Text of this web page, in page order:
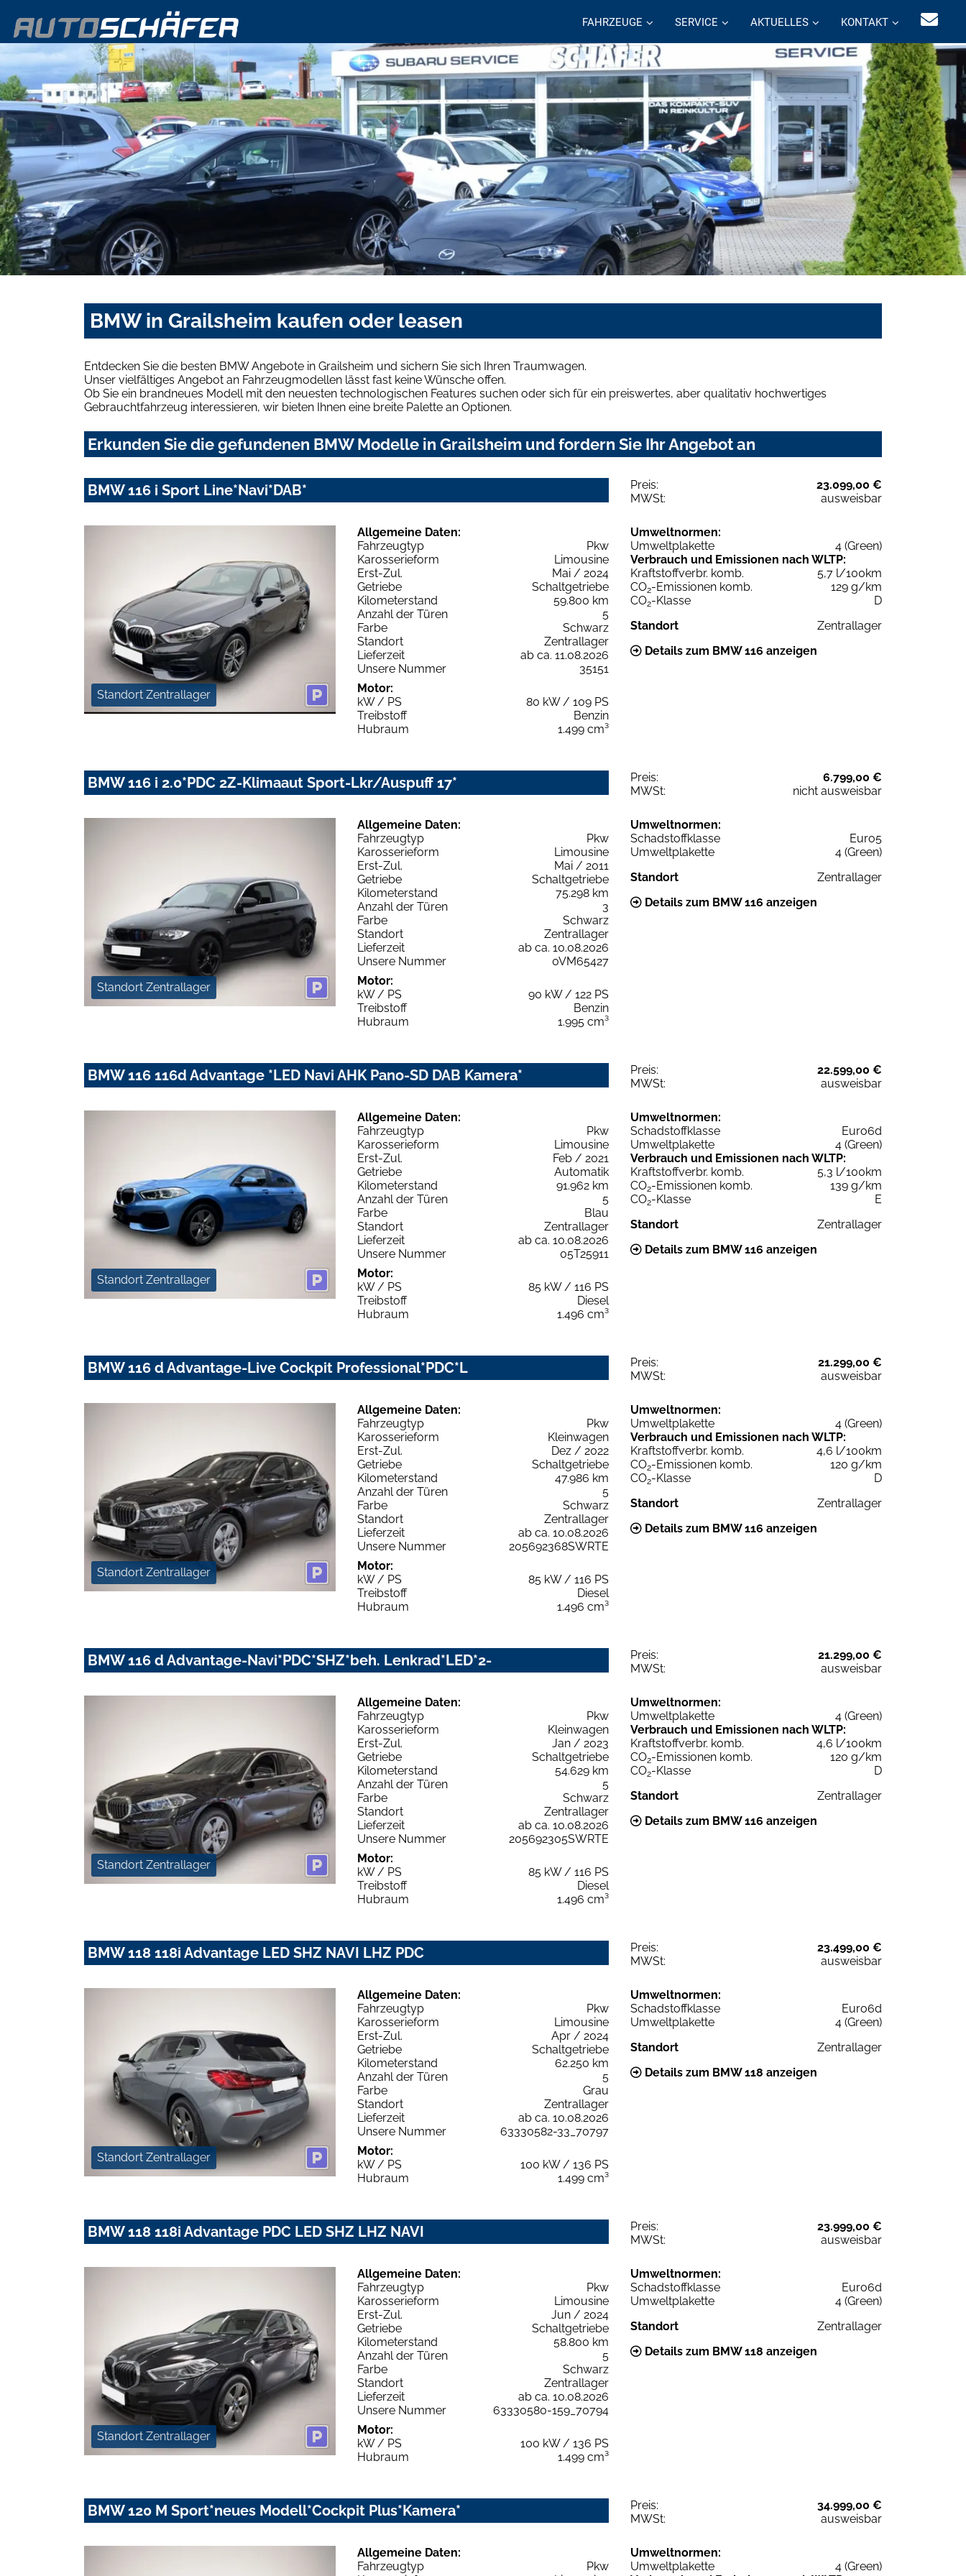
FAHRZEUGE SERVICE AKTUELLES KONTAKT
BMW in Grailsheim kaufen oder leasen
Entdecken Sie die besten BMW Angebote in Grailsheim und sichern Sie sich Ihren Traumwagen.
Unser vielfältiges Angebot an Fahrzeugmodellen lässt fast keine Wünsche offen.
Ob Sie ein brandneues Modell mit den neuesten technologischen Features suchen oder sich für ein preiswertes, aber qualitativ hochwertiges
Gebrauchtfahrzeug interessieren, wir bieten Ihnen eine breite Palette an Optionen.
Erkunden Sie die gefundenen BMW Modelle in Grailsheim und fordern Sie Ihr Angebot an
BMW 116 i Sport Line*Navi*DAB* Preis:
23.099,00 €
MWSt:
ausweisbar
Standort Zentrallager
Allgemeine Daten:
Fahrzeugtyp
Pkw
Karosserieform
Limousine
Erst-Zul.
Mai / 2024
Getriebe
Schaltgetriebe
Kilometerstand
59.800 km
Anzahl der Türen
5
Farbe
Schwarz
Standort
Zentrallager
Lieferzeit
ab ca. 11.08.2026
Unsere Nummer
35151
Motor:
kW / PS
80 kW / 109 PS
Treibstoff
Benzin
Hubraum
1.499 cm³
Umweltnormen:
Umweltplakette
4 (Green)
Verbrauch und Emissionen nach WLTP:
Kraftstoffverbr. komb.
5,7 l/100km
CO2-Emissionen komb.
129 g/km
CO2-Klasse
D
Standort
Zentrallager
Details zum BMW 116 anzeigen
BMW 116 i 2.0*PDC 2Z-Klimaaut Sport-Lkr/Auspuff 17* Preis:
6.799,00 €
MWSt:
nicht ausweisbar
Standort Zentrallager
Allgemeine Daten:
Fahrzeugtyp
Pkw
Karosserieform
Limousine
Erst-Zul.
Mai / 2011
Getriebe
Schaltgetriebe
Kilometerstand
75.298 km
Anzahl der Türen
3
Farbe
Schwarz
Standort
Zentrallager
Lieferzeit
ab ca. 10.08.2026
Unsere Nummer
0VM65427
Motor:
kW / PS
90 kW / 122 PS
Treibstoff
Benzin
Hubraum
1.995 cm³
Umweltnormen:
Schadstoffklasse
Euro5
Umweltplakette
4 (Green)
Standort
Zentrallager
Details zum BMW 116 anzeigen
BMW 116 116d Advantage *LED Navi AHK Pano-SD DAB Kamera* Preis:
22.599,00 €
MWSt:
ausweisbar
Standort Zentrallager
Allgemeine Daten:
Fahrzeugtyp
Pkw
Karosserieform
Limousine
Erst-Zul.
Feb / 2021
Getriebe
Automatik
Kilometerstand
91.962 km
Anzahl der Türen
5
Farbe
Blau
Standort
Zentrallager
Lieferzeit
ab ca. 10.08.2026
Unsere Nummer
05T25911
Motor:
kW / PS
85 kW / 116 PS
Treibstoff
Diesel
Hubraum
1.496 cm³
Umweltnormen:
Schadstoffklasse
Euro6d
Umweltplakette
4 (Green)
Verbrauch und Emissionen nach WLTP:
Kraftstoffverbr. komb.
5,3 l/100km
CO2-Emissionen komb.
139 g/km
CO2-Klasse
E
Standort
Zentrallager
Details zum BMW 116 anzeigen
BMW 116 d Advantage-Live Cockpit Professional*PDC*L Preis:
21.299,00 €
MWSt:
ausweisbar
Standort Zentrallager
Allgemeine Daten:
Fahrzeugtyp
Pkw
Karosserieform
Kleinwagen
Erst-Zul.
Dez / 2022
Getriebe
Schaltgetriebe
Kilometerstand
47.986 km
Anzahl der Türen
5
Farbe
Schwarz
Standort
Zentrallager
Lieferzeit
ab ca. 10.08.2026
Unsere Nummer
205692368SWRTE
Motor:
kW / PS
85 kW / 116 PS
Treibstoff
Diesel
Hubraum
1.496 cm³
Umweltnormen:
Umweltplakette
4 (Green)
Verbrauch und Emissionen nach WLTP:
Kraftstoffverbr. komb.
4,6 l/100km
CO2-Emissionen komb.
120 g/km
CO2-Klasse
D
Standort
Zentrallager
Details zum BMW 116 anzeigen
BMW 116 d Advantage-Navi*PDC*SHZ*beh. Lenkrad*LED*2- Preis:
21.299,00 €
MWSt:
ausweisbar
Standort Zentrallager
Allgemeine Daten:
Fahrzeugtyp
Pkw
Karosserieform
Kleinwagen
Erst-Zul.
Jan / 2023
Getriebe
Schaltgetriebe
Kilometerstand
54.629 km
Anzahl der Türen
5
Farbe
Schwarz
Standort
Zentrallager
Lieferzeit
ab ca. 10.08.2026
Unsere Nummer
205692305SWRTE
Motor:
kW / PS
85 kW / 116 PS
Treibstoff
Diesel
Hubraum
1.496 cm³
Umweltnormen:
Umweltplakette
4 (Green)
Verbrauch und Emissionen nach WLTP:
Kraftstoffverbr. komb.
4,6 l/100km
CO2-Emissionen komb.
120 g/km
CO2-Klasse
D
Standort
Zentrallager
Details zum BMW 116 anzeigen
BMW 118 118i Advantage LED SHZ NAVI LHZ PDC Preis:
23.499,00 €
MWSt:
ausweisbar
Standort Zentrallager
Allgemeine Daten:
Fahrzeugtyp
Pkw
Karosserieform
Limousine
Erst-Zul.
Apr / 2024
Getriebe
Schaltgetriebe
Kilometerstand
62.250 km
Anzahl der Türen
5
Farbe
Grau
Standort
Zentrallager
Lieferzeit
ab ca. 10.08.2026
Unsere Nummer
63330582-33_70797
Motor:
kW / PS
100 kW / 136 PS
Hubraum
1.499 cm³
Umweltnormen:
Schadstoffklasse
Euro6d
Umweltplakette
4 (Green)
Standort
Zentrallager
Details zum BMW 118 anzeigen
BMW 118 118i Advantage PDC LED SHZ LHZ NAVI Preis:
23.999,00 €
MWSt:
ausweisbar
Standort Zentrallager
Allgemeine Daten:
Fahrzeugtyp
Pkw
Karosserieform
Limousine
Erst-Zul.
Jun / 2024
Getriebe
Schaltgetriebe
Kilometerstand
58.800 km
Anzahl der Türen
5
Farbe
Schwarz
Standort
Zentrallager
Lieferzeit
ab ca. 10.08.2026
Unsere Nummer
63330580-159_70794
Motor:
kW / PS
100 kW / 136 PS
Hubraum
1.499 cm³
Umweltnormen:
Schadstoffklasse
Euro6d
Umweltplakette
4 (Green)
Standort
Zentrallager
Details zum BMW 118 anzeigen
BMW 120 M Sport*neues Modell*Cockpit Plus*Kamera* Preis:
34.999,00 €
MWSt:
ausweisbar
Allgemeine Daten:
Fahrzeugtyp
Pkw
Umweltnormen:
Umweltplakette
4 (Green)